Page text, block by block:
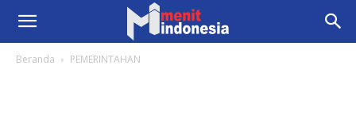
Beranda PEMERINTAHAN